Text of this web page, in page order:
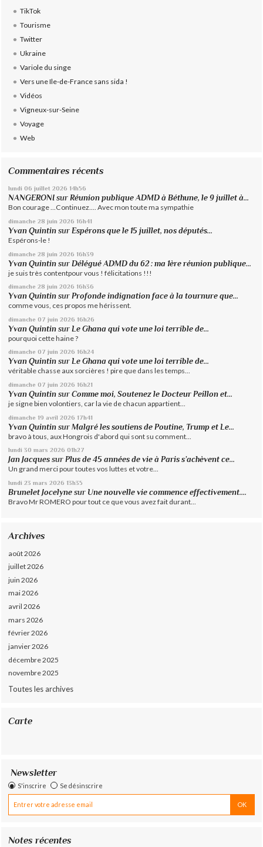
TikTok
Tourisme
Twitter
Ukraine
Variole du singe
Vers une Ile-de-France sans sida !
Vidéos
Vigneux-sur-Seine
Voyage
Web
Commentaires récents
lundi 06 juillet 2026 14h56
NANGERONI surRéunion publique ADMD à Béthune, le 9 juillet à...
Bon courage ...Continuez.... Avec mon toute ma sympathie
dimanche 28 juin 2026 16h41
Yvan Quintin surEspérons que le 15 juillet, nos députés...
Espérons-le !
dimanche 28 juin 2026 16h39
Yvan Quintin surDélégué ADMD du 62 : ma 1ère réunion publique...
je suis très contentpour vous ! félicitations !!!
dimanche 28 juin 2026 16h36
Yvan Quintin surProfonde indignation face à la tournure que...
comme vous, ces propos me hérissent.
dimanche 07 juin 2026 16h26
Yvan Quintin sur Le Ghana qui vote une loi terrible de...
pourquoi cette haine ?
dimanche 07 juin 2026 16h24
Yvan Quintin surLe Ghana qui vote une loi terrible de...
véritable chasse aux sorcières ! pire que dans les temps...
dimanche 07 juin 2026 16h21
Yvan Quintin surComme moi, Soutenez le Docteur Peillon et...
je signe bien volontiers, car la vie de chacun appartient...
dimanche 19 avril 2026 17h41
Yvan Quintin surMalgré les soutiens de Poutine, Trump et Le...
bravo à tous, aux Hongrois d'abord qui sont su comment...
lundi 30 mars 2026 01h27
Jan Jacques surPlus de 45 années de vie à Paris s’achèvent ce...
Un grand merci pour toutes vos luttes et votre...
lundi 23 mars 2026 13h35
Brunelet Jocelyne sur Une nouvelle vie commence effectivement....
Bravo Mr ROMERO pour tout ce que vous avez fait durant...
Archives
août 2026
juillet 2026
juin 2026
mai 2026
avril 2026
mars 2026
février 2026
janvier 2026
décembre 2025
novembre 2025
Toutes les archives
Carte
Newsletter
S'inscrire Se désinscrire
Notes récentes